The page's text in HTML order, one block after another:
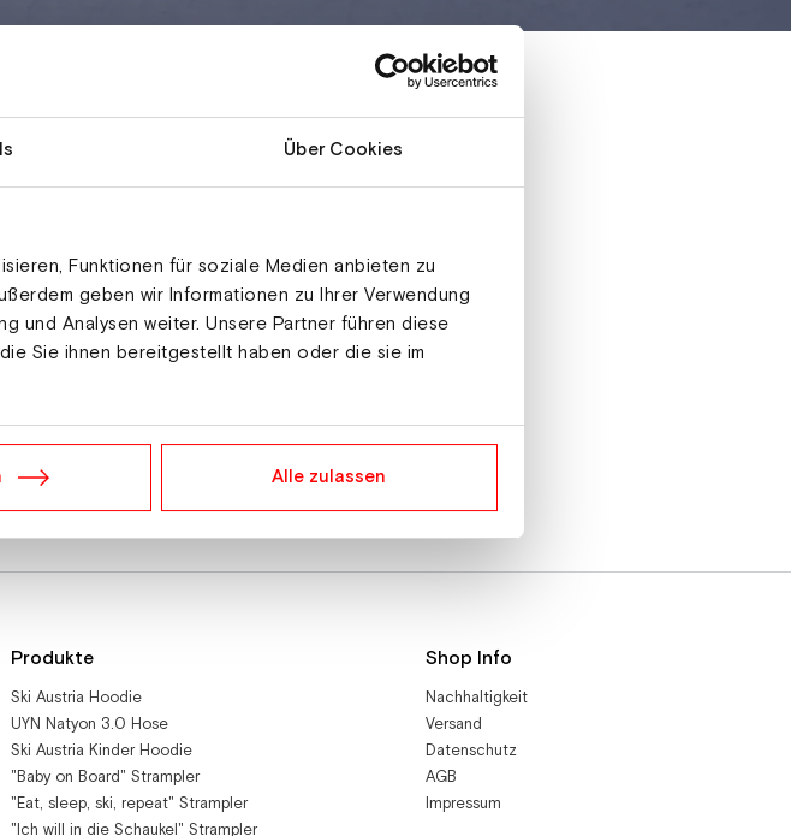
Über Cookies
Funktionen für soziale Medien anbieten zu
geben wir Informationen zu Ihrer Verwendung
und Analysen weiter. Unsere Partner führen diese
Sie ihnen bereitgestellt haben oder die sie im
Alle zulassen
Produkte
Ski Austria Hoodie
UYN Natyon 3.0 Hose
Ski Austria Kinder Hoodie
"Baby on Board" Strampler
"Eat, sleep, ski, repeat" Strampler
"Ich will in die Schaukel" Strampler
Shop Info
Nachhaltigkeit
Versand
Datenschutz
AGB
Impressum